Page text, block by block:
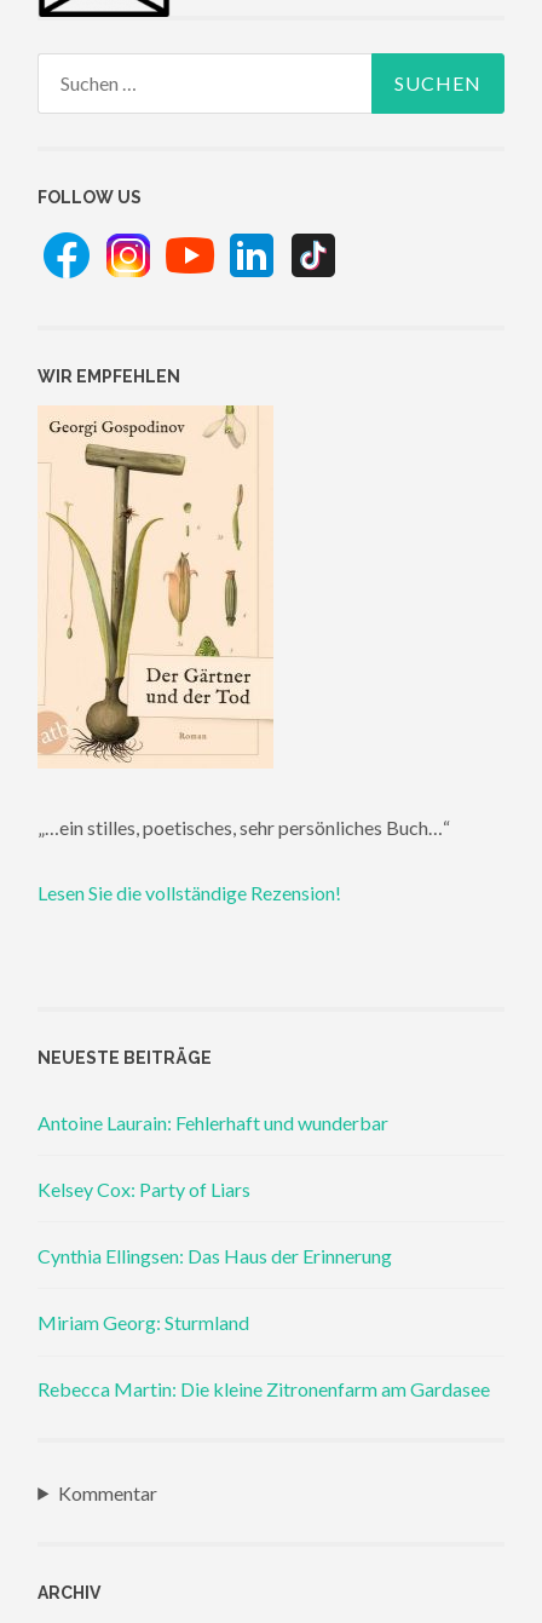
FOLLOW US
WIR EMPFEHLEN
„…ein stilles, poetisches, sehr persönliches Buch…“
Lesen Sie die vollständige Rezension!
NEUESTE BEITRÄGE
Antoine Laurain: Fehlerhaft und wunderbar
Kelsey Cox: Party of Liars
Cynthia Ellingsen: Das Haus der Erinnerung
Miriam Georg: Sturmland
Rebecca Martin: Die kleine Zitronenfarm am Gardasee
Kommentar
ARCHIV